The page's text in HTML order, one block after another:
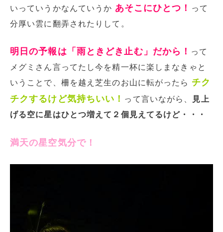
いっていうかなんていうか あそこにひとつ！
って
分厚い雲に翻弄されたりして。
明日の予報は「雨ときどき止む」だから！ って
メグミさん言ってたし今を精一杯に楽しまなきゃと
いうことで、柵を越え芝生のお山に転がったら チク
チクするけど気持ちいい！ って言いながら、
見上
げる空に星はひとつ増えて２個見えてるけど・・・
満天の星空気分で！